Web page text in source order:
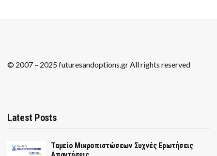
© 2007 – 2025 futuresandoptions.gr All rights reserved
Latest Posts
Ταμείο Μικροπιστώσεων Συχνές Ερωτήσεις